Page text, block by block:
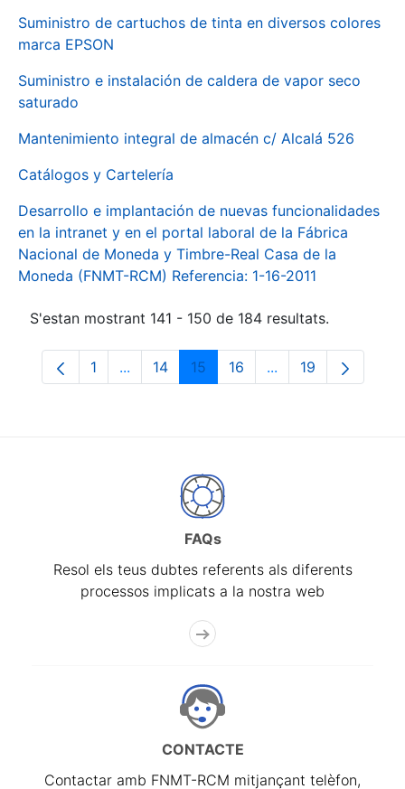
Suministro de cartuchos de tinta en diversos colores
marca EPSON
Suministro e instalación de caldera de vapor seco
saturado
Mantenimiento integral de almacén c/ Alcalá 526
Catálogos y Cartelería
Desarrollo e implantación de nuevas funcionalidades
en la intranet y en el portal laboral de la Fábrica
Nacional de Moneda y Timbre-Real Casa de la
Moneda (FNMT-RCM) Referencia: 1-16-2011
S'estan mostrant 141 - 150 de 184 resultats.
Pàgina
1 ...Pàgines intermèdies Utilitzeu TAB per
Pàgina
14 Pàgina
15 Pàgina
16 ...PàginesPàgina
19
FAQs
Resol els teus dubtes referents als diferents
processos implicats a la nostra web
CONTACTE
Contactar amb FNMT-RCM mitjançant telèfon,